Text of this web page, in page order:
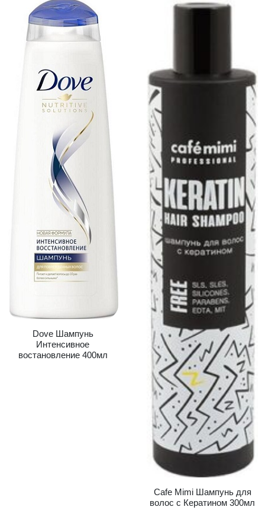
Dove Шампунь
Интенсивное
востановление 400мл
Cafe Mimi Шампунь для
волос с Кератином 300мл